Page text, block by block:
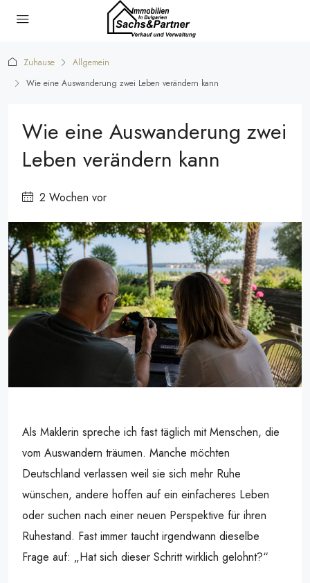
Zuhause
Allgemein
Wie eine Auswanderung zwei Leben verändern kann
Wie eine Auswanderung zwei
Leben verändern kann
2 Wochen vor
Als Maklerin spreche ich fast täglich mit Menschen, die
vom Auswandern träumen. Manche möchten
Deutschland verlassen weil sie sich mehr Ruhe
wünschen, andere hoffen auf ein einfacheres Leben
oder suchen nach einer neuen Perspektive für ihren
Ruhestand. Fast immer taucht irgendwann dieselbe
Frage auf: „Hat sich dieser Schritt wirklich gelohnt?“